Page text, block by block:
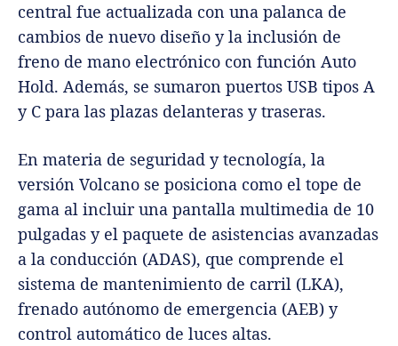
central fue actualizada con una palanca de
cambios de nuevo diseño y la inclusión de
freno de mano electrónico con función Auto
Hold. Además, se sumaron puertos USB tipos A
y C para las plazas delanteras y traseras.
En materia de seguridad y tecnología, la
versión Volcano se posiciona como el tope de
gama al incluir una pantalla multimedia de 10
pulgadas y el paquete de asistencias avanzadas
a la conducción (ADAS), que comprende el
sistema de mantenimiento de carril (LKA),
frenado autónomo de emergencia (AEB) y
control automático de luces altas.